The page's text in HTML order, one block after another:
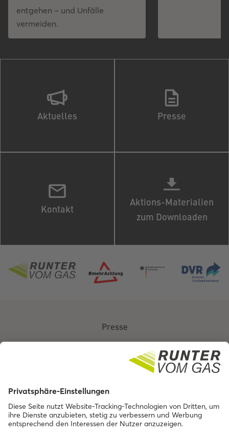
entgehen – und Unfälle
vermeiden.
Aktuelles Presse
Kontakt
Aktions-Materialien
zum Downloaden
Presse
Barrierefreiheit